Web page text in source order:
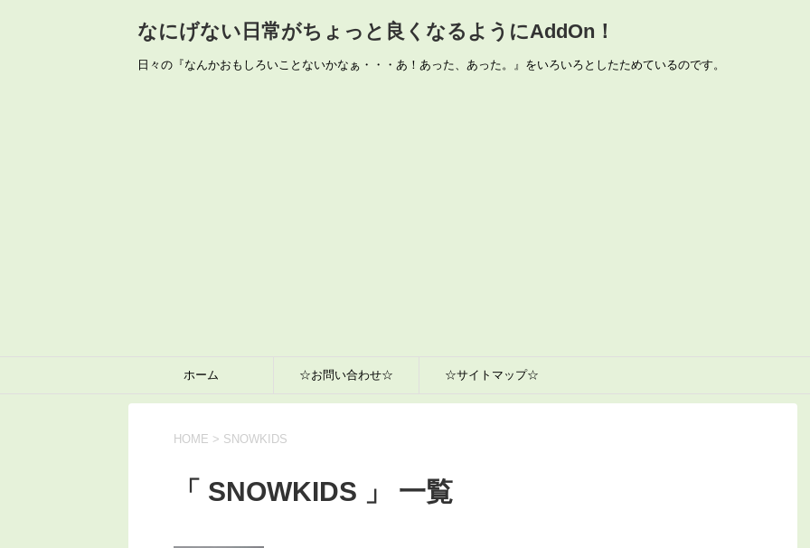
なにげない日常がちょっと良くなるようにAddOn！
日々の『なんかおもしろいことないかなぁ・・・あ！あった、あった。』をいろいろとしたためているのです。
ホーム ☆お問い合わせ☆ ☆サイトマップ☆
HOME > SNOWKIDS
「 SNOWKIDS 」 一覧